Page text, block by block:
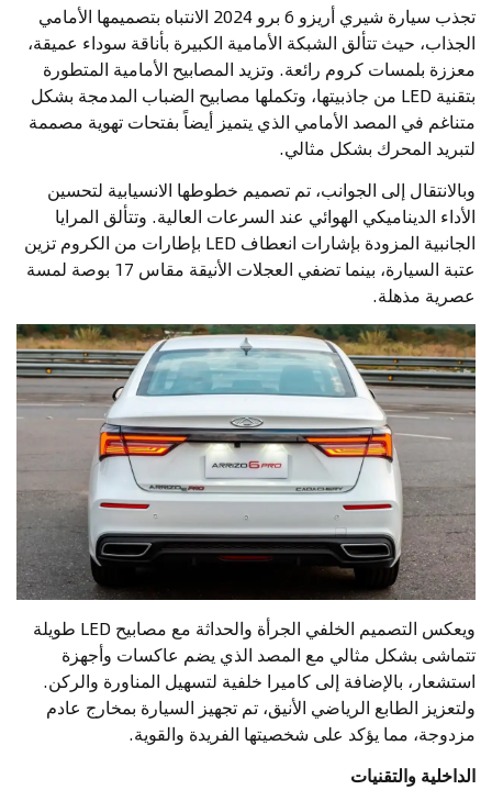
تجذب سيارة شيري أريزو 6 برو 2024 الانتباه بتصميمها الأمامي
الجذاب، حيث تتألق الشبكة الأمامية الكبيرة بأناقة سوداء عميقة،
معززة بلمسات كروم رائعة. وتزيد المصابيح الأمامية المتطورة
بتقنية LED من جاذبيتها، وتكملها مصابيح الضباب المدمجة بشكل
متناغم في المصد الأمامي الذي يتميز أيضاً بفتحات تهوية مصممة
لتبريد المحرك بشكل مثالي.
وبالانتقال إلى الجوانب، تم تصميم خطوطها الانسيابية لتحسين
الأداء الديناميكي الهوائي عند السرعات العالية. وتتألق المرايا
الجانبية المزودة بإشارات انعطاف LED بإطارات من الكروم تزين
عتبة السيارة، بينما تضفي العجلات الأنيقة مقاس 17 بوصة لمسة
عصرية مذهلة.
ويعكس التصميم الخلفي الجرأة والحداثة مع مصابيح LED طويلة
تتماشى بشكل مثالي مع المصد الذي يضم عاكسات وأجهزة
استشعار، بالإضافة إلى كاميرا خلفية لتسهيل المناورة والركن.
ولتعزيز الطابع الرياضي الأنيق، تم تجهيز السيارة بمخارج عادم
مزدوجة، مما يؤكد على شخصيتها الفريدة والقوية.
الداخلية والتقنيات